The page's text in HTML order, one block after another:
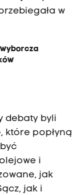
w
debaty byli
które popłyną
i
jak
jak i